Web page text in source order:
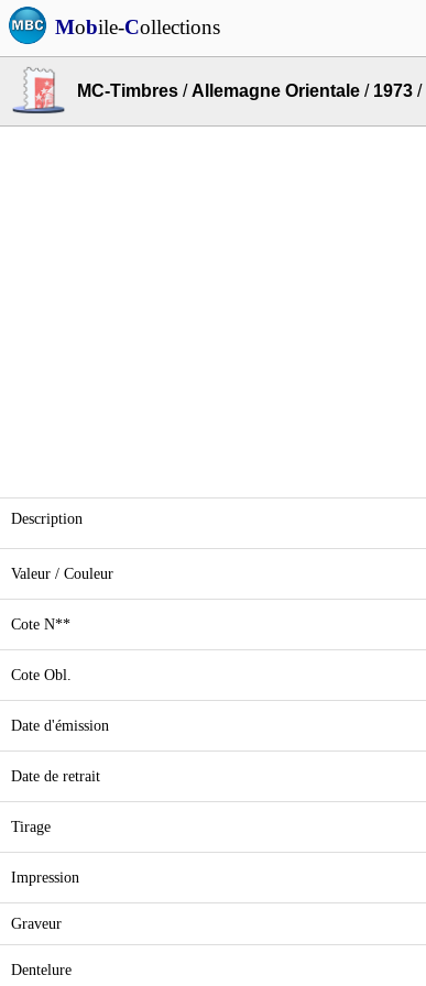
Mobile-Collections
MC-Timbres /Allemagne Orientale / 1973 /
Description
Valeur / Couleur
Cote N**
Cote Obl.
Date d'émission
Date de retrait
Tirage
Impression
Graveur
Dentelure